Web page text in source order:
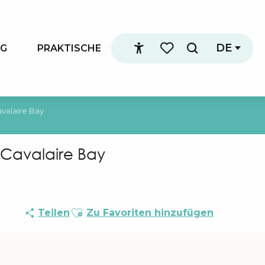
Accessibilité
Voir les favoris
Suche
DE
PRAKTISCHE
Bay
Bay
Teilen Ajouter aux favoris
Zu Favoriten hinzufügen